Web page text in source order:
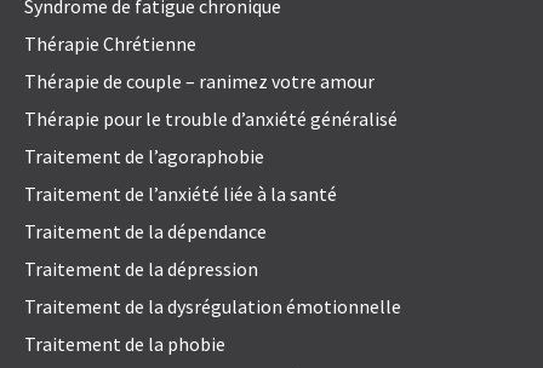
Syndrome de fatigue chronique
Thérapie Chrétienne
Thérapie de couple – ranimez votre amour
Thérapie pour le trouble d’anxiété généralisé
Traitement de l’agoraphobie
Traitement de l’anxiété liée à la santé
Traitement de la dépendance
Traitement de la dépression
Traitement de la dysrégulation émotionnelle
Traitement de la phobie